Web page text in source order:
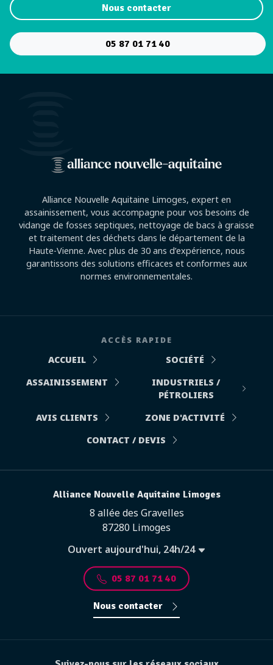
Nous contacter
05 87 01 71 40
Alliance Nouvelle Aquitaine Limoges, expert en
assainissement, vous accompagne pour vos besoins de
vidange de fosses septiques, nettoyage de bacs à graisse
et traitement des déchets dans le département de la
Haute-Vienne. Avec plus de 30 ans d’expérience, nous
garantissons des solutions efficaces et conformes aux
normes environnementales.
ACCÈS RAPIDE
ACCUEIL
SOCIÉTÉ
ASSAINISSEMENT
INDUSTRIELS /
PÉTROLIERS
AVIS CLIENTS
ZONE D'ACTIVITÉ
CONTACT / DEVIS
Alliance Nouvelle Aquitaine Limoges
8 allée des Gravelles
87280 Limoges
Ouvert aujourd'hui, 24h/24
05 87 01 71 40
Nous contacter